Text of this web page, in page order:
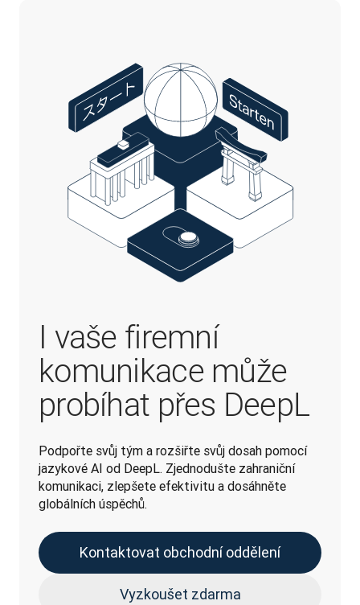
I vaše firemní
komunikace může
probíhat přes DeepL
Podpořte svůj tým a rozšiřte svůj dosah pomocí
jazykové AI od DeepL. Zjednodušte zahraniční
komunikaci, zlepšete efektivitu a dosáhněte
globálních úspěchů.
Kontaktovat obchodní oddělení
Vyzkoušet zdarma